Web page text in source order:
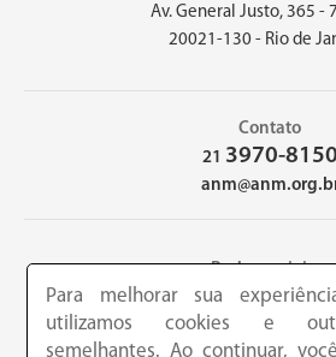
Av. General Justo, 365 -
20021-130 - Rio de
Contato
21 3970-8150
Redes sociais
Para melhorar sua
utilizamos cookies e
semelhantes. Ao continuar,